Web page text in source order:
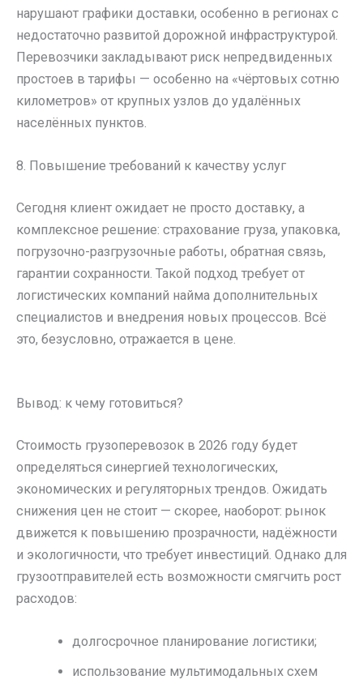
нарушают графики доставки, особенно в регионах с
недостаточно развитой дорожной инфраструктурой.
Перевозчики закладывают риск непредвиденных
простоев в тарифы — особенно на «чёртовых сотню
километров» от крупных узлов до удалённых
населённых пунктов.
8. Повышение требований к качеству услуг
Сегодня клиент ожидает не просто доставку, а
комплексное решение: страхование груза, упаковка,
погрузочно-разгрузочные работы, обратная связь,
гарантии сохранности. Такой подход требует от
логистических компаний найма дополнительных
специалистов и внедрения новых процессов. Всё
это, безусловно, отражается в цене.
Вывод: к чему готовиться?
Стоимость грузоперевозок в 2026 году будет
определяться синергией технологических,
экономических и регуляторных трендов. Ожидать
снижения цен не стоит — скорее, наоборот: рынок
движется к повышению прозрачности, надёжности
и экологичности, что требует инвестиций. Однако для
грузоотправителей есть возможности смягчить рост
расходов:
долгосрочное планирование логистики;
использование мультимодальных схем